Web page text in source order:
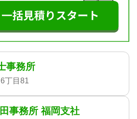
事務所
丁目81
事務所 福岡支社